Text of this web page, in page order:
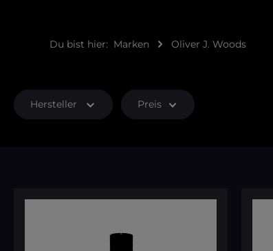
Du bist hier: Marken Oliver J. Woods
Hersteller Preis